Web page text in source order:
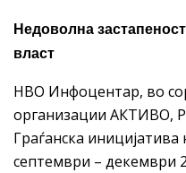
Недоволна
власт
НВО Инфоцентар, во
организации АКТИВО,
Граѓанска
септември – декември